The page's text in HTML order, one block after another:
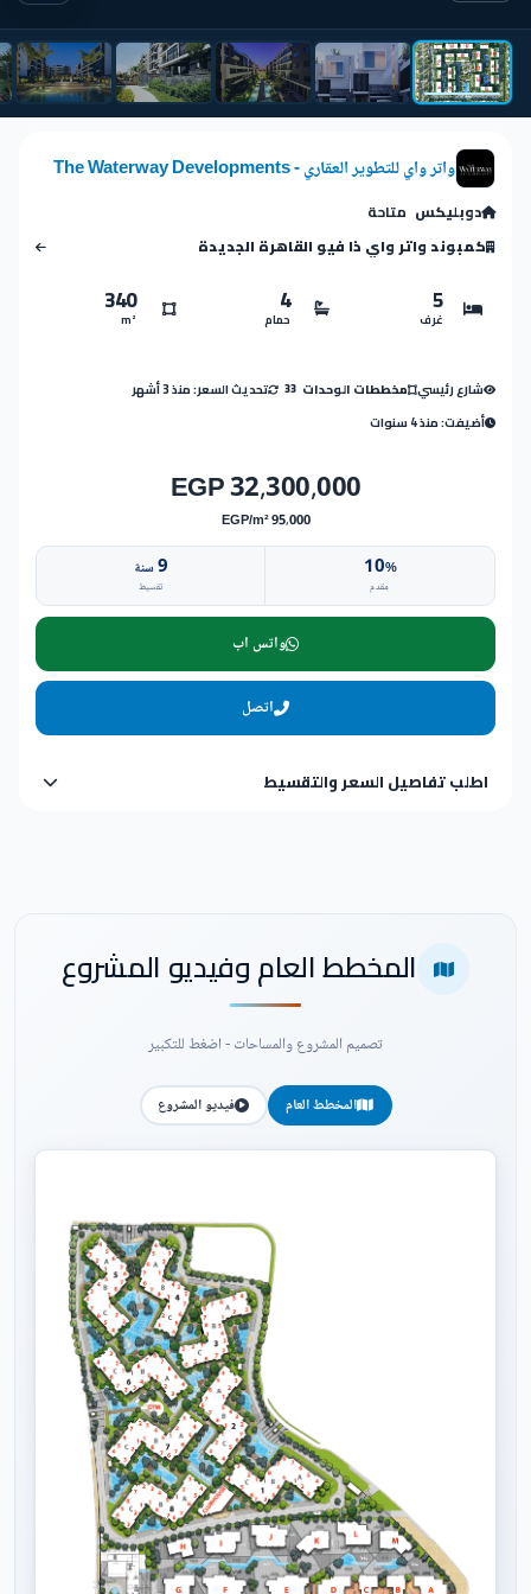
واتر واي للتطوير العقاري - The Waterway Developments
دوبليكس متاحة
كمبوند واتر واي ذا فيو القاهرة الجديدة
5
غرف
4
حمام
340
m²
شارع رئيسي مخططات الوحدات 33
تحديث السعر: منذ 3 أشهر
أضيفت: منذ 4 سنوات
32,300,000 EGP
95,000 EGP/m²
10%
مقدم
9سنة
تقسيط
واتس اب
اتصل
اطلب تفاصيل السعر والتقسيط
المخطط العام وفيديو المشروع
تصميم المشروع والمساحات - اضغط للتكبير
المخطط العام فيديو المشروع